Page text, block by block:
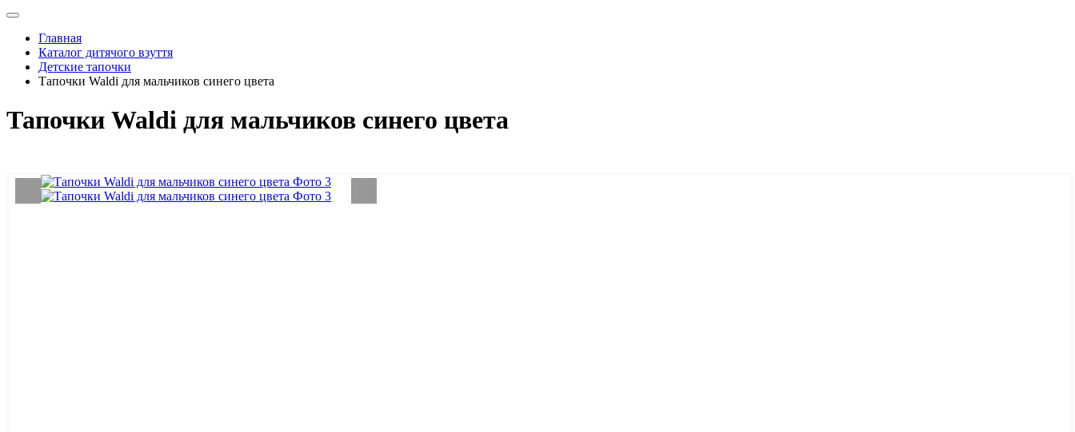
Главная
Каталог дитячого взуття
Детские тапочки
Тапочки Waldi для мальчиков синего цвета
Тапочки Waldi для мальчиков синего цвета